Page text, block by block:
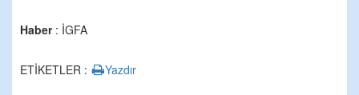
Haber: İGFA
ETİKETLER : Yazdır